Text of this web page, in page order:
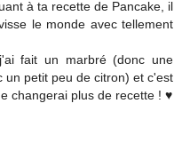
à ta recette de Pancake, il
le monde avec tellement
fait un marbré (donc une
un petit peu de citron) et c'est
changerai plus de recette ! ♥